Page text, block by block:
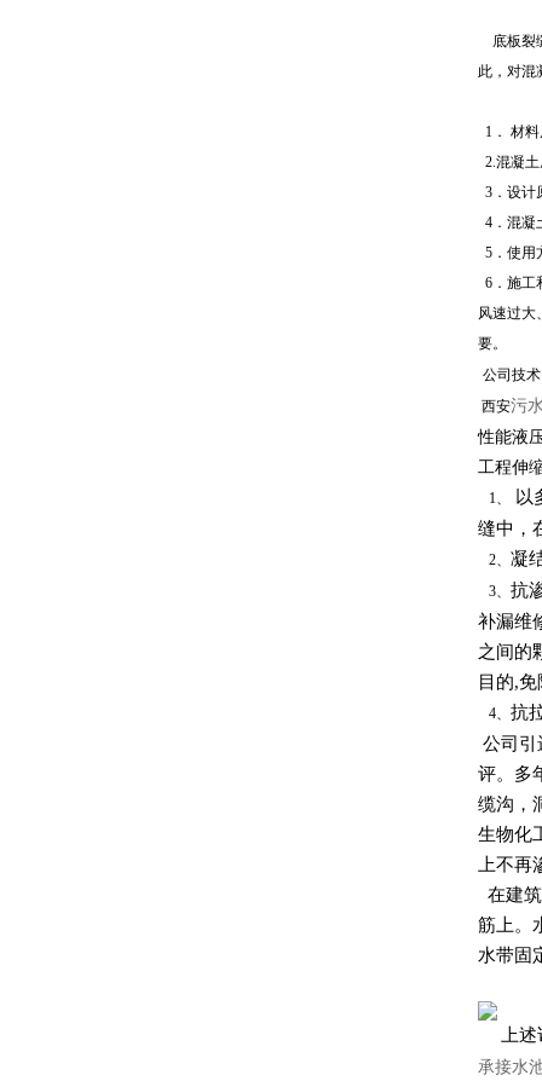
底板裂
此，对混
1． 材
2.混凝
3．设计
4 ．混
5．使用
6．施工
风速过大
要。
公司技
西安污
性能液
工程伸
1、
以
缝中，
2、 凝
3、 抗
补漏维
之间的
目的,
4、 抗
公司引
评。多
缆沟，
生物化
上不再
在建
筋上。
水带固
上述
承接水